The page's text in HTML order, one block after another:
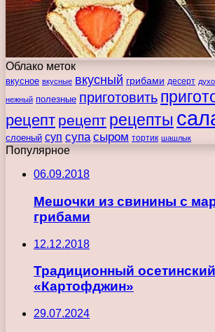
Облако меток
вкусное вкусные вкусный грибами десерт
нежный полезные приготовить
рецепт рецепт рецепты
слоеный суп супа сыром тортик шашлык
Популярное
06.09.2018
Мешочки из свинины с
грибами
12.12.2018
Традиционный осетинский
«Картофджин»
29.07.2024